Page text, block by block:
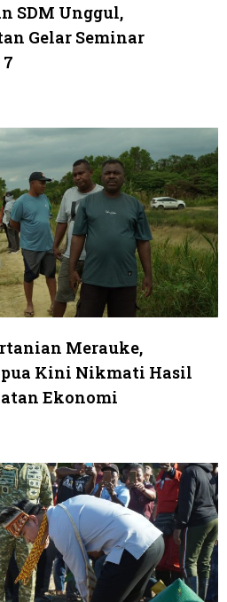
SDM Unggul,
Gelar Seminar
Merauke,
Kini Nikmati Hasil
Ekonomi